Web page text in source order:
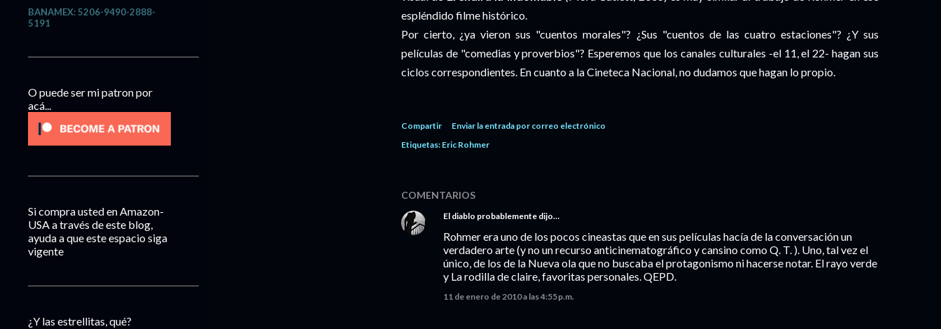
espléndido filme histórico.
Por cierto, ¿ya vieron sus "cuentos morales"? ¿Sus "cuentos de las cuatro estaciones"? ¿Y sus
películas de "comedias y proverbios"? Esperemos que los canales culturales -el 11, el 22- hagan sus
ciclos correspondientes. En cuanto a la Cineteca Nacional, no dudamos que hagan lo propio.
Compartir
Enviar la entrada por correo electrónico
Etiquetas: Eric Rohmer
COMENTARIOS
El diablo probablemente dijo…
Rohmer era uno de los pocos cineastas que en sus películas hacía de la conversación un
verdadero arte (y no un recurso anticinematográfico y cansino como Q. T. ). Uno, tal vez el
único, de los de la Nueva ola que no buscaba el protagonismo ni hacerse notar. El rayo verde
y La rodilla de claire, favoritas personales. QEPD.
11 de enero de 2010 a las 4:55 p.m.
BANAMEX: 5206-9490-2888-
5191
O puede ser mi patron por
acá...
Si compra usted en Amazon-
USA a través de este blog,
ayuda a que este espacio siga
vigente
¿Y las estrellitas, qué?